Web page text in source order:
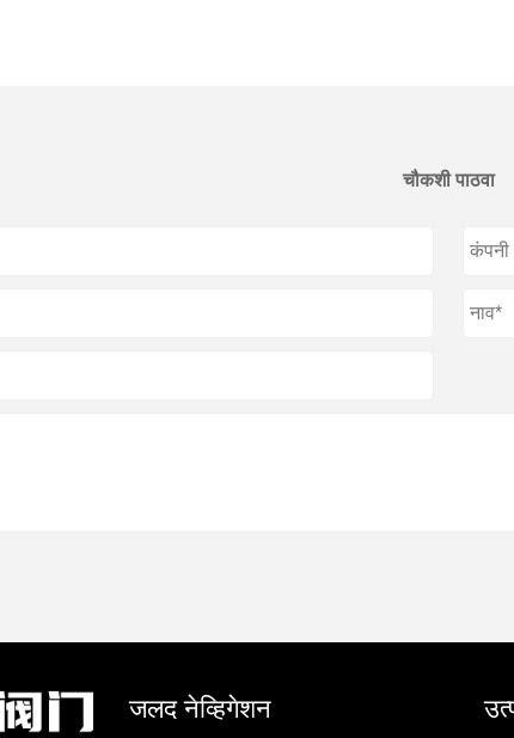
चौकशी पाठवा
जलद नेव्हिगेशन